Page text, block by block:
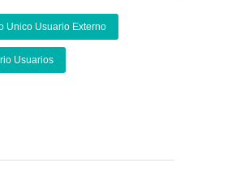
Unico Usuario Externo
Usuarios